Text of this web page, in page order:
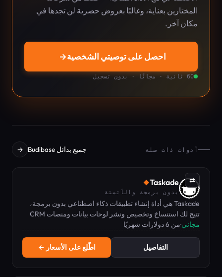
المختارين بعناية، وغالبًا بعروض حصرية لن تجدها في
مكان آخر.
احصل على توصيتي الشخصية→
60 ثانية · مجانًا · بدون تسجيل
أدوات ذات صلة جميع بدائل Budibase →
⇄
Taskade
◆
بدون برمجة والأتمتة
Taskade هي أداة إنشاء تطبيقات ذكاء اصطناعي بدون برمجة،
تتيح لك استنساخ وتخصيص ونشر لوحات بيانات ومنصات CRM
ومنصات عملاء مباشرة مع وكلاء وعمليات أتمتة مدمجة.
مجاني·من 6 دولارات شهريًا
التفاصيل اطّلع على الأسعار ←